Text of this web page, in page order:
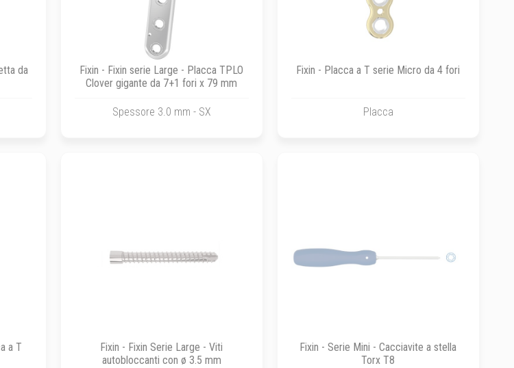
da
Fixin - Fixin serie Large - Placca TPLO
Clover gigante da 7+1 fori x 79 mm
Spessore 3.0 mm - SX
Fixin - Placca a T serie Micro da 4 fori
Placca
a T
Fixin - Fixin Serie Large - Viti
autobloccanti con ø 3.5 mm
Fixin - Serie Mini - Cacciavite a stella
Torx T8